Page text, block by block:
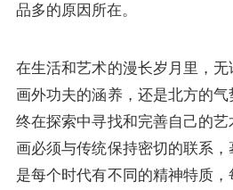
品多的原因所在。
在生活和艺术的漫长岁月里，
画外功夫的涵养，还是北方的
终在探索中寻找和完善自己的
画必须与传统保持密切的联系
是每个时代有不同的精神特质